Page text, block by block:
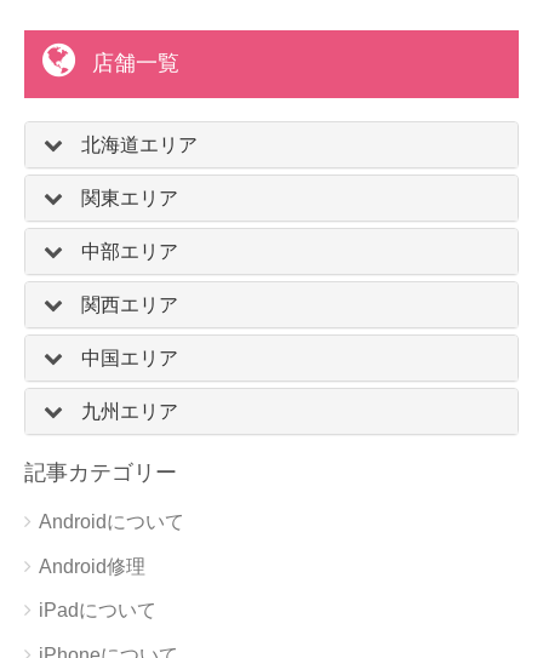
店舗一覧
北海道エリア
関東エリア
中部エリア
関西エリア
中国エリア
九州エリア
記事カテゴリー
Androidについて
Android修理
iPadについて